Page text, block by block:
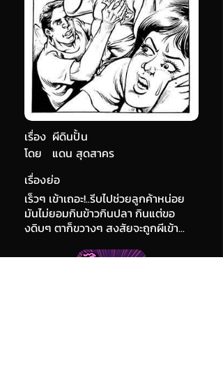
เรื่อง ผีดินปั้น
แดน สุดสาคร
โดย
เรื่องย่อ
เร็วๆ เข้าเถอะ!..รีบไปช่วยลูกค้าหน่อย
มันไม่ยอมกินข้าวกินปลา กินแต่ขอ
งดิบๆ ตาก็ขวางๆ สงสัยจะถูกผีเข้า...